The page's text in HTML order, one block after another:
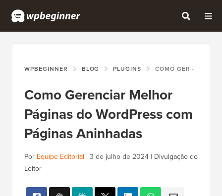
WPBEGINNER BLOG PLUGINS COMO GERENCIAR MELHOR PÁGINAS DO WORDPRESS COM PÁGINAS ANINHADAS
Como Gerenciar Melhor
Páginas do WordPress com
Páginas Aninhadas
Por Equipe Editorial | 3 de julho de 2024 | Divulgação do
Leitor